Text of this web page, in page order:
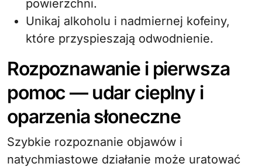
powierzchni.
Unikaj alkoholu i nadmiernej kofeiny,
które przyspieszają odwodnienie.
Rozpoznawanie i pierwsza
pomoc — udar cieplny i
oparzenia słoneczne
Szybkie rozpoznanie objawów i
natychmiastowe działanie może uratować